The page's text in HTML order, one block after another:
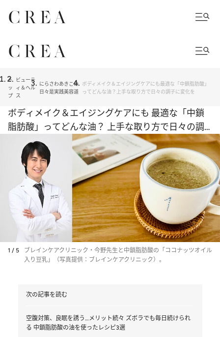
ト
ッ
プ
ビューテ
ィ＆ヘル
ス
にらさわあきこの
日々是実践美容道
ボディメイク＆エイジングケアにも最適な「中鎖脂肪酸」
ってどんな油？上手な取り方で日々の調子に変化を
ボディメイク＆エイジングケアにも 最適な「中鎖
脂肪酸」ってどんな油？ 上手な取り方で日々の調
子に変化を
1 / 5
ブレインケアクリニック・今野先生と中鎖脂肪酸の「ココナッツオイル
入り豆乳」（写真提供：ブレインケアクリニック）。
次の記事を読む
空腹対策、良眠を誘う…メリット続々 ズボラでも毎日続けられ
る 中鎖脂肪酸の油を使ったレシピ3選